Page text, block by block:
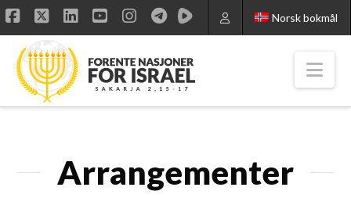
Norsk bokmål
Facebook
X LinkedIn
YouTube
Instagram
Arrangementer